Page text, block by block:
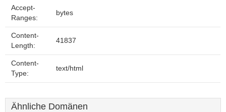
Accept-
Ranges:
bytes
Content-
Length:
41837
Content-
Type:
text/html
Ähnliche Domänen